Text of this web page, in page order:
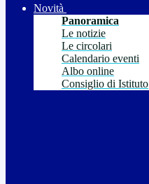
Novità
Panoramica
Le notizie
Le circolari
Calendario eventi
Albo online
Consiglio di Istituto